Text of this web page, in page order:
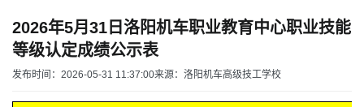
2026年5月31日洛阳机车职业教育中心职业技能
等级认定成绩公示表
发布时间：2026-05-31 11:37:00来源：洛阳机车高级技工学校